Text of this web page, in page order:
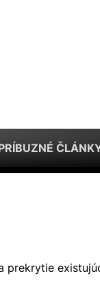
prekrytie